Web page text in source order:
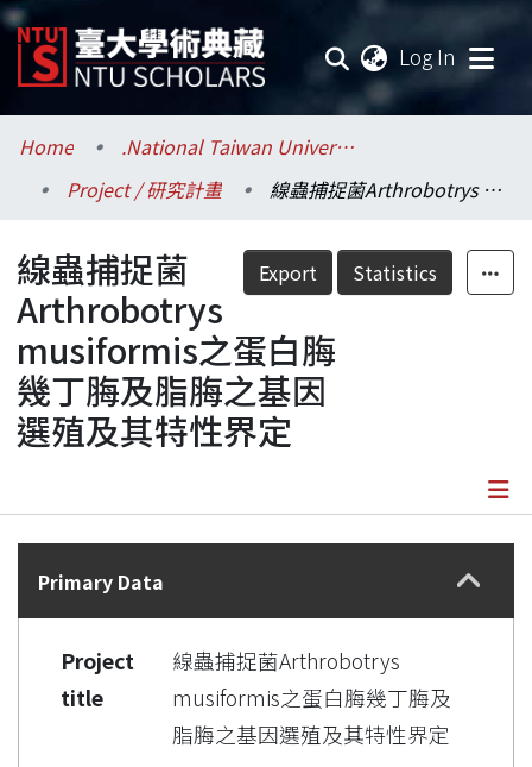
Log In
Communities & Collections
Research Outputs
Fundings & Projects
Researchers
Organizations
Statistics
Home
.National Taiwan University / 國立臺灣大學
Project / 研究計畫
線蟲捕捉菌Arthrobotrys musiformis之蛋白脢幾丁脢及脂脢之基因選殖及其特性界定
Export Statistics
線蟲捕捉菌
Arthrobotrys
musiformis之蛋白脢
幾丁脢及脂脢之基因
選殖及其特性界定
Details
Primary Data
Project
title
線蟲捕捉菌Arthrobotrys
musiformis之蛋白脢幾丁脢及
脂脢之基因選殖及其特性界定